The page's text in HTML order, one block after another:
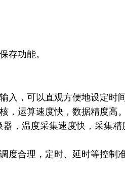
存功能。
，可以直观方便地设定时
运算速度快，数据精度高。
，温度采集速度快，采集
度合理，定时、延时等控制